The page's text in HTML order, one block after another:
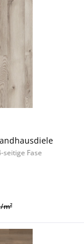
Fase
m²